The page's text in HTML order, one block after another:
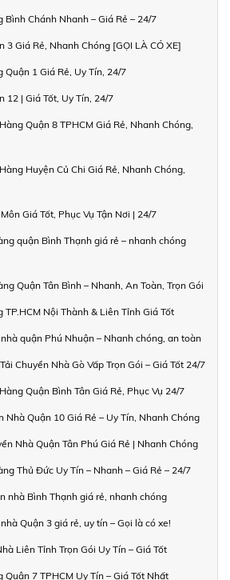
Bình Chánh Nhanh – Giá Rẻ – 24/7
3 Giá Rẻ, Nhanh Chóng [GỌI LÀ CÓ XE]
Quận 1 Giá Rẻ, Uy Tín, 24/7
12 | Giá Tốt, Uy Tín, 24/7
Quận 8 TPHCM Giá Rẻ, Nhanh Chóng,
Huyện Củ Chi Giá Rẻ, Nhanh Chóng,
Giá Tốt, Phục Vụ Tận Nơi | 24/7
quận Bình Thạnh giá rẻ – nhanh chóng
Quận Tân Bình – Nhanh, An Toàn, Trọn Gói
TP.HCM Nội Thành & Liên Tỉnh Giá Tốt
quận Phú Nhuận – Nhanh chóng, an toàn
Chuyển Nhà Gò Vấp Trọn Gói – Giá Tốt 24/7
Quận Bình Tân Giá Rẻ, Phục Vụ 24/7
Nhà Quận 10 Giá Rẻ – Uy Tín, Nhanh Chóng
Nhà Quận Tân Phú Giá Rẻ | Nhanh Chóng
Thủ Đức Uy Tín – Nhanh – Giá Rẻ – 24/7
nhà Bình Thạnh giá rẻ, nhanh chóng
Quận 3 giá rẻ, uy tín – Gọi là có xe!
Liên Tỉnh Trọn Gói Uy Tín – Giá Tốt
Quận 7 TPHCM Uy Tín – Giá Tốt Nhất